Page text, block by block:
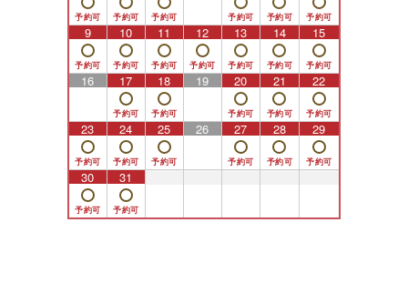
9 10 11 12 13 14 15
16 17 18 19 20 21 22
23 24 25 26 27 28 29
30 31